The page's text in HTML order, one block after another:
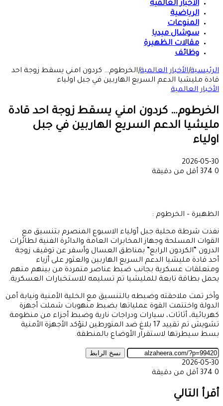
الأخبار العالمية
الرياضية
المنوعات
سوشال ميديا
مقالات الظهيرة
وظائف
الرئيسية|الأخبار العالمية|الخرطوم… كردون امني يسقط زوجة احد
قادة مليشيا الدعم السريع الهاربين في جبل اولياء
الأخبار العالمية
الخرطوم… كردون امني يسقط زوجة احد قادة
مليشيا الدعم السريع الهاربين في جبل
اولياء
2026-05-30
0
أقل من دقيقة
الظهيرة – الخرطوم :
نفذت شرطة محلية جبل أولياء الاسبوع المنصرم بتنسيق مع
القوات المسلحة وجهاز المخابرات العامة والدائرة الفنية لطائرات
الدرون “الكردون الرابع” بمناطق العسال وأسفر عن توقيف زوجة
أحد قادة مليشيا الدعم السريع الهاربين والعثور على أزياء
ومتعلقات عسكرية بجانب ضبط عناصر متمردة من بينهم متهم
يحمل بطاقة تابعة للمليشيا تم تسليمه للاستخبارات العسكرية.
وآخر تمت ملاحقته وضبطه بالتنسيق مع الخلية الأمنية ونيابة أمن
الدولة واختتمت القوة عملياتها بضبط منهوبات شملت أجهزة
كهربائية، أثاثات، سيارات ودراجات نارية وضبط أجزاء من منظومة
تشويش تم تقييد 17 بلاغ ضد المتورطين لتؤكد الأجهزة الأمنية
بسط سيطرتها لاستقرار الأوضاع بالمنطقة.
نسخ الرابط
2026-05-30
0
أقل من دقيقة
عبر
البريد
أقرأ التالي